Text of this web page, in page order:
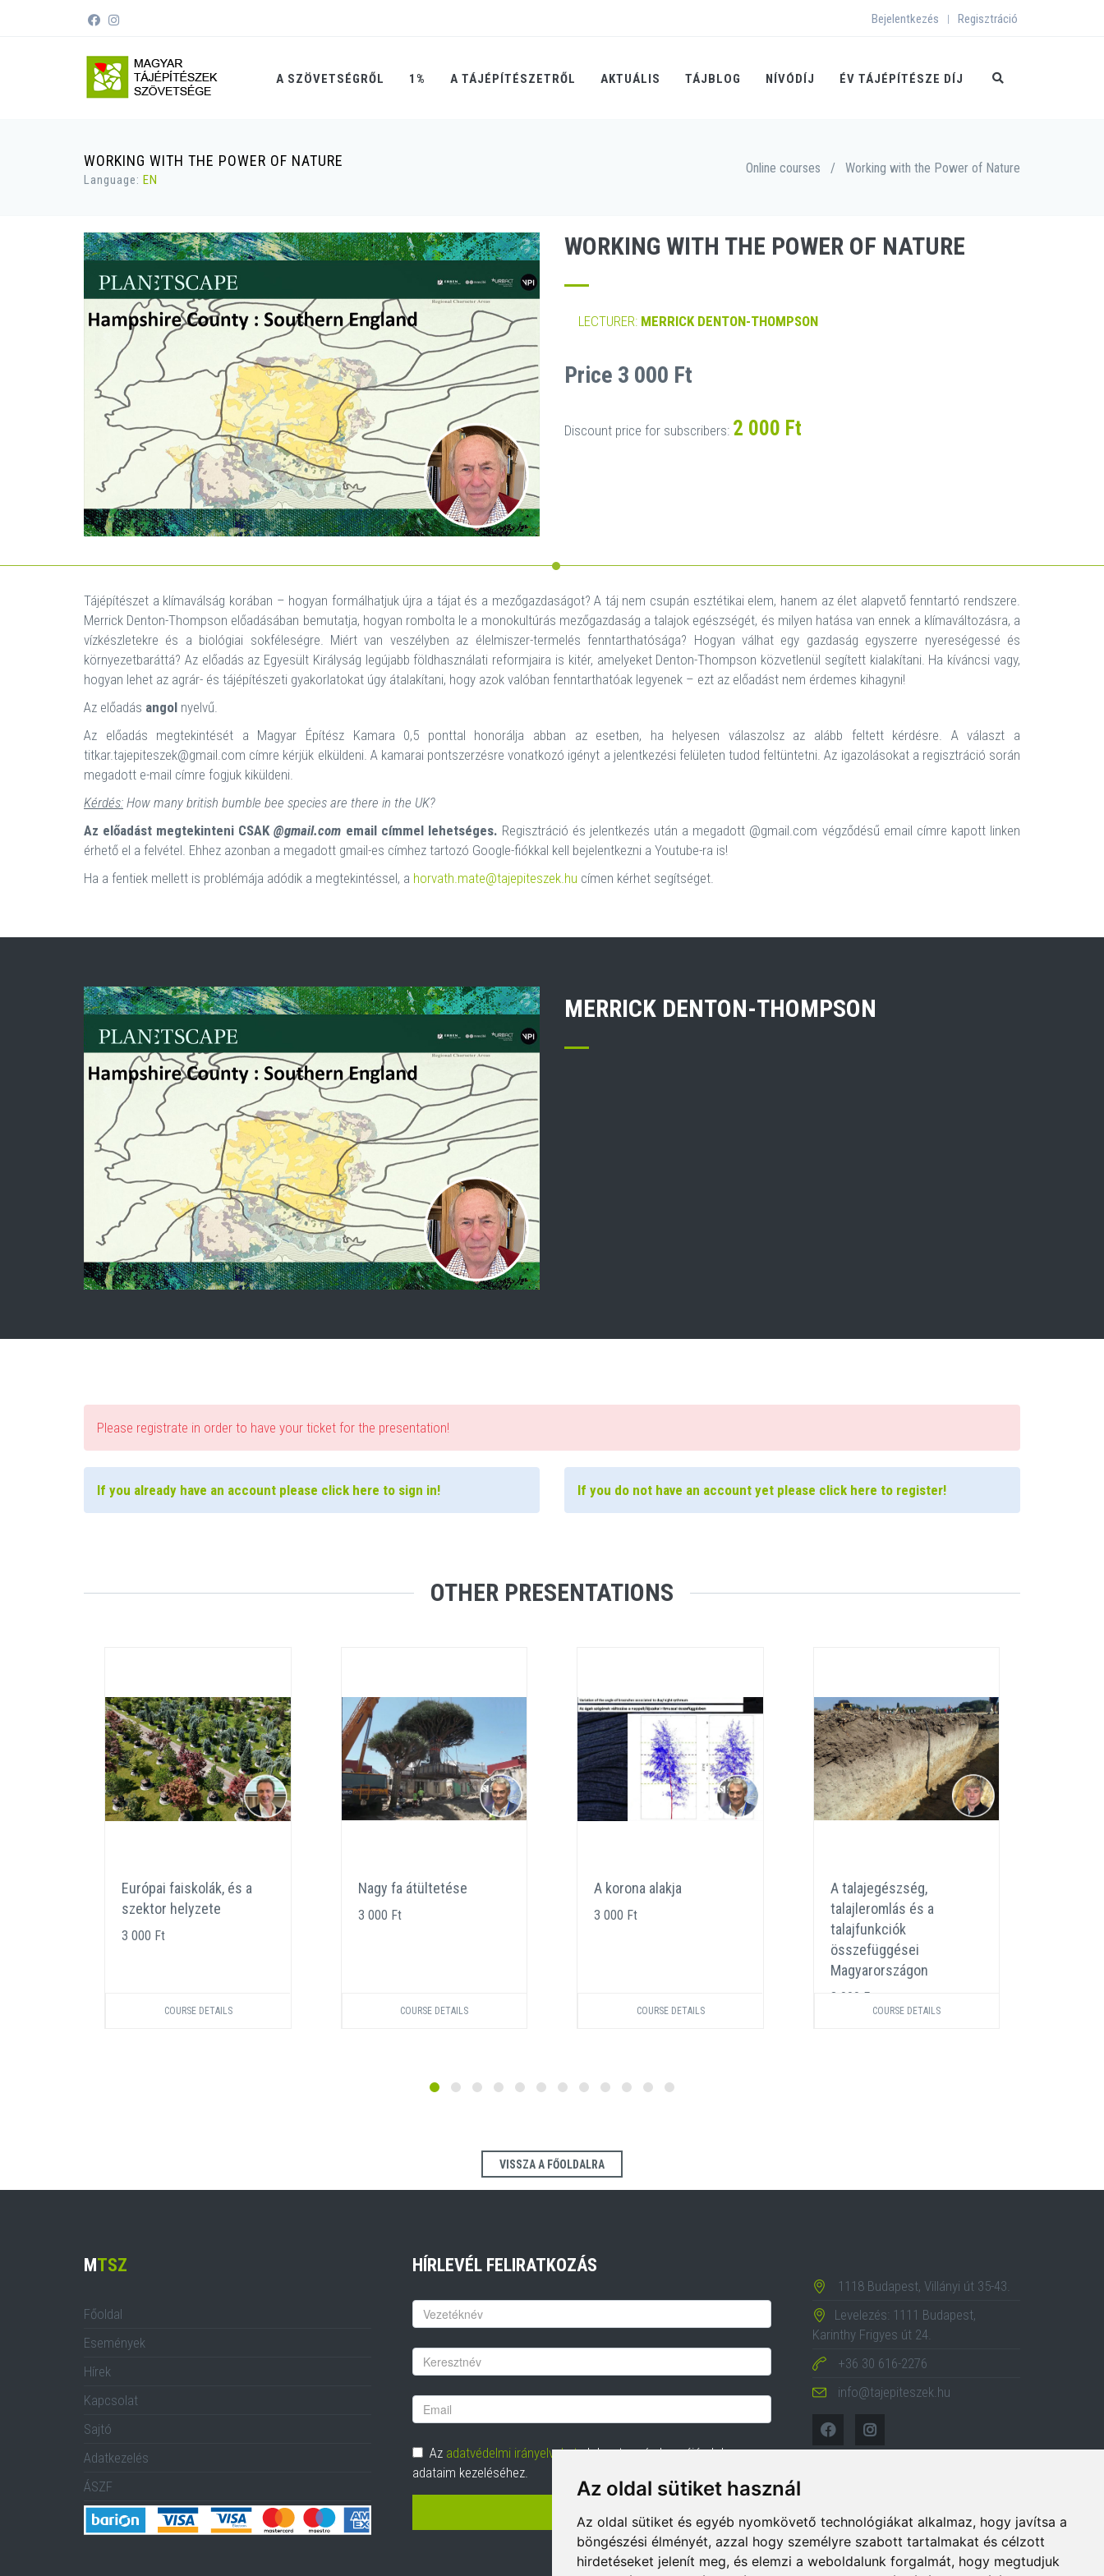
Az oldal sütiket használ
Az oldal sütiket és egyéb nyomkövető technológiákat alkalmaz, hogy javítsa a
böngészési élményét, azzal hogy személyre szabott tartalmakat és célzott
hirdetéseket jelenít meg, és elemzi a weboldalunk forgalmát, hogy megtudjuk
Bejelentkezés | Regisztráció
A SZÖVETSÉGRŐL 1% A TÁJÉPÍTÉSZETRŐL AKTUÁLIS TÁJBLOG NÍVÓDÍJ ÉV TÁJÉPÍTÉSZE DÍJ
WORKING WITH THE POWER OF NATURE
Language: EN
Online courses / Working with the Power of Nature
WORKING WITH THE POWER OF NATURE
LECTURER: MERRICK DENTON-THOMPSON
Price 3 000 Ft
Discount price for subscribers: 2 000 Ft
Tájépítészet a klímaválság korában – hogyan formálhatjuk újra a tájat és a mezőgazdaságot? A táj nem csupán esztétikai elem, hanem az élet alapvető fenntartó rendszere.
Merrick Denton-Thompson előadásában bemutatja, hogyan rombolta le a monokultúrás mezőgazdaság a talajok egészségét, és milyen hatása van ennek a klímaváltozásra, a
vízkészletekre és a biológiai sokféleségre. Miért van veszélyben az élelmiszer-termelés fenntarthatósága? Hogyan válhat egy gazdaság egyszerre nyereségessé és
környezetbaráttá? Az előadás az Egyesült Királyság legújabb földhasználati reformjaira is kitér, amelyeket Denton-Thompson közvetlenül segített kialakítani. Ha kíváncsi vagy,
hogyan lehet az agrár- és tájépítészeti gyakorlatokat úgy átalakítani, hogy azok valóban fenntarthatóak legyenek – ezt az előadást nem érdemes kihagyni!
Az előadás angol nyelvű.
Az előadás megtekintését a Magyar Építész Kamara 0,5 ponttal honorálja abban az esetben, ha helyesen válaszolsz az alább feltett kérdésre. A választ a
titkar.tajepiteszek@gmail.com címre kérjük elküldeni. A kamarai pontszerzésre vonatkozó igényt a jelentkezési felületen tudod feltüntetni. Az igazolásokat a regisztráció során
megadott e-mail címre fogjuk kiküldeni.
Kérdés: How many british bumble bee species are there in the UK?
Az előadást megtekinteni CSAK@gmail.com email címmel lehetséges. Regisztráció és jelentkezés után a megadott @gmail.com végződésű email címre kapott linken
érhető el a felvétel. Ehhez azonban a megadott gmail-es címhez tartozó Google-fiókkal kell bejelentkezni a Youtube-ra is!
Ha a fentiek mellett is problémája adódik a megtekintéssel, a horvath.mate@tajepiteszek.hu címen kérhet segítséget.
MERRICK DENTON-THOMPSON
Please registrate in order to have your ticket for the presentation!
If you already have an account please click here to sign in! If you do not have an account yet please click here to register!
OTHER PRESENTATIONS
Európai faiskolák, és a
szektor helyzete
3 000 Ft
COURSE DETAILS
Nagy fa átültetése
3 000 Ft
COURSE DETAILS
A korona alakja
3 000 Ft
COURSE DETAILS
A talajegészség,
talajleromlás és a
talajfunkciók
összefüggései
Magyarországon
3 000 Ft
COURSE DETAILS
VISSZA A FŐOLDALRA
M TSZ
Főoldal
Események
Hírek
Kapcsolat
Sajtó
Adatkezelés
ÁSZF
HÍRLEVÉL FELIRATKOZÁS
Keresztnév
Vezetéknév
Email
cím
Adatvédelem
Az adatvédelmi irányelveketelolvastam és hozzájárulok
adataim kezeléséhez.
1118 Budapest, Villányi út 35-43.
Levelezés: 1111 Budapest,
Karinthy Frigyes út 24.
+36 30 616-2276
info@tajepiteszek.hu